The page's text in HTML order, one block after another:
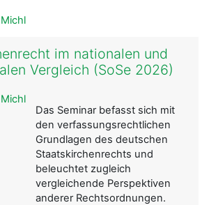
im nationalen und
Vergleich (SoSe 2026)
Das Seminar befasst sich mit
den verfassungsrechtlichen
Grundlagen des deutschen
Staatskirchenrechts und
beleuchtet zugleich
vergleichende Perspektiven
anderer Rechtsordnungen.